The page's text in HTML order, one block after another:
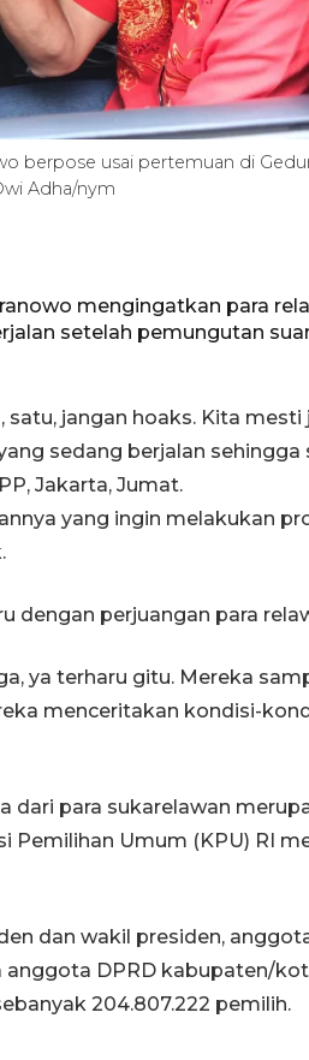
berpose usai pertemuan di
Adha/nym
mengingatkan para
setelah pemungutan
jangan hoaks. Kita mesti
sedang berjalan sehingga
Jakarta, Jumat.
yang ingin melakukan
dengan perjuangan para
ya terharu gitu. Mereka
menceritakan kondisi-
dari para sukarelawan
Pemilihan Umum (KPU) RI
dan wakil presiden,
anggota DPRD kabupaten/
204.807.222 pemilih.